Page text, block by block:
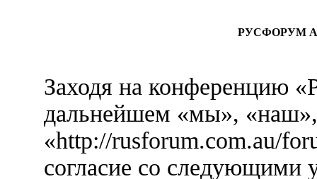
РУСФОРУМ
Заходя на
дальнейшем «мы»,
«http://rusforum.com.au/
согласие со следующими